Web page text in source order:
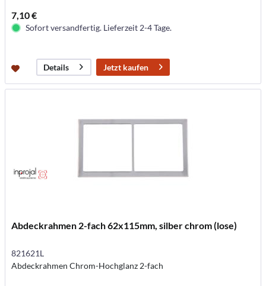
7,10 €
Sofort versandfertig. Lieferzeit 2-4 Tage.
Details Jetzt kaufen
Abdeckrahmen 2-fach 62x115mm, silber chrom (lose)
821621L
Abdeckrahmen Chrom-Hochglanz 2-fach